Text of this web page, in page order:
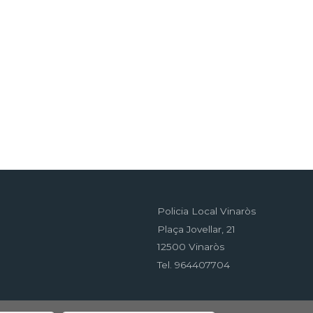
Policia Local Vinaròs
Plaça Jovellar, 21
12500 Vinaròs
Tel. 964407704